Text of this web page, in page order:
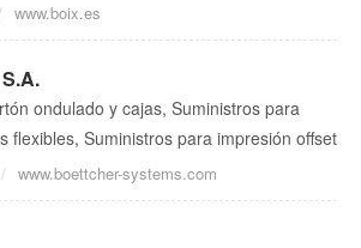
www.boix.es
ondulado y cajas, Suministros para
flexibles, Suministros para impresión offset
www.boettcher-systems.com